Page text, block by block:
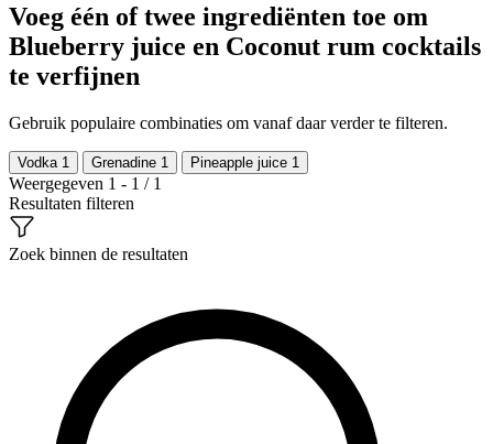
Voeg één of twee ingrediënten toe om
Blueberry juice en Coconut rum cocktails
te verfijnen
Gebruik populaire combinaties om vanaf daar verder te filteren.
Vodka 1 Grenadine 1 Pineapple juice 1
Weergegeven 1 - 1 / 1
Resultaten filteren
Zoek binnen de resultaten